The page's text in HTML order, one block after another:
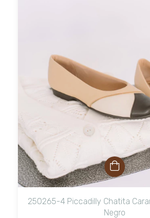
250265-4 Piccadilly Chatita
Negro